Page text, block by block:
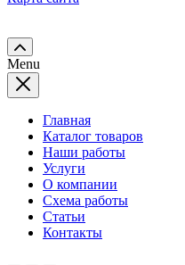
Menu
Главная
Каталог товаров
Наши работы
Услуги
О компании
Схема работы
Статьи
Контакты